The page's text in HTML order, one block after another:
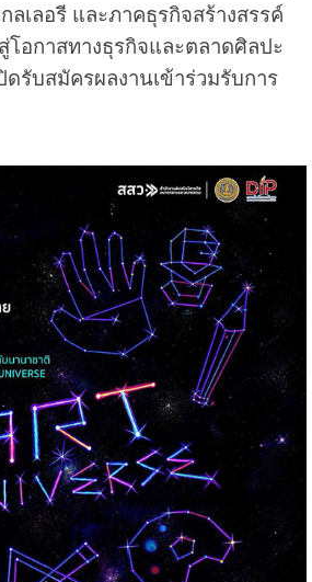
เลอรี และภาคธุรกิจสร้างสรรค์
อกาสทางธุรกิจและตลาดศิลปะ
ดรับสมัครผลงานเข้าร่วมรับการ